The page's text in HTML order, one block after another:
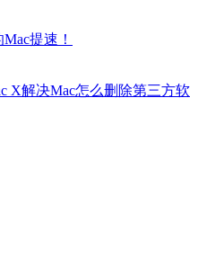
提速！
X解决Mac怎么删除第三方软